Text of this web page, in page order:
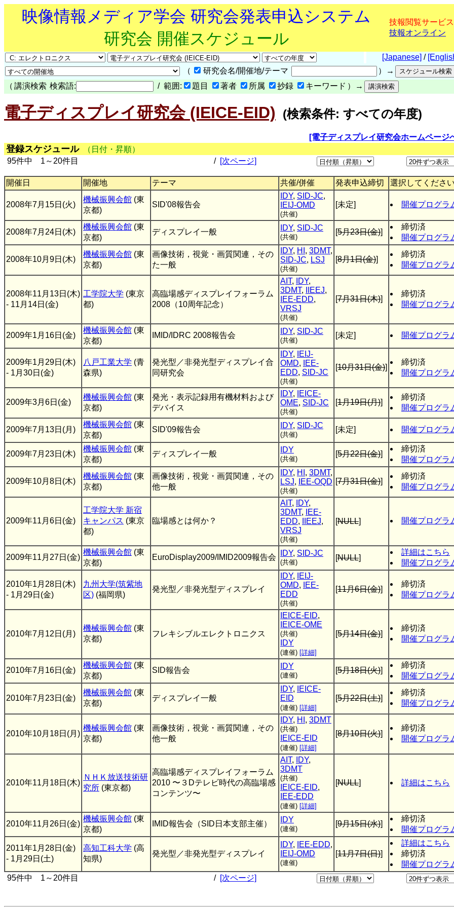
映像情報メディア学会 研究会発表申込システム
研究会 開催スケジュール
技報閲覧サービス
技報オンライン
[Japanese] /
（
研究会名/開催地/テーマ
）→
（ 講演検索 検索語: / 範囲: 題目 著者 所属 抄録 キーワード ）→
電子ディスプレイ研究会 (IEICE-EID) (検索条件: すべての年度)
[電子ディスプレイ研究会ホームページ
登録スケジュール
（日付・昇順）
95件中 1～20件目
/ [次ページ]
開催日 開催地 テーマ 共催/併催 発表申込締切 選択してください
2008年7月15日(火)
機械振興会館 (東
京都)
SID'08報告会
IDY, SID-JC,
IEIJ-OMD
(共催)
[未定] 開催プログラ
2008年7月24日(木)
機械振興会館 (東
京都)
ディスプレイ一般 IDY, SID-JC
(共催)
[5月23日(金)]
締切済
開催プログラ
2008年10月9日(木)
機械振興会館 (東
京都)
画像技術，視覚・画質関連，その
た一般
IDY, HI , 3DMT,
SID-JC, LSJ
(共催)
[8月1日(金)]
締切済
開催プログラ
2008年11月13日(木)
- 11月14日(金)
工学院大学 (東京
都)
高臨場感ディスプレイフォーラム
2008（10周年記念）
AIT, IDY,
3DMT, IIEEJ,
IEE-EDD,
VRSJ
(共催)
[7月31日(木)]
締切済
開催プログラ
2009年1月16日(金)
機械振興会館 (東
京都)
IMID/IDRC 2008報告会 IDY, SID-JC
(共催)
[未定] 開催プログラ
2009年1月29日(木)
- 1月30日(金)
八戸工業大学 (青
森県)
発光型／非発光型ディスプレイ合
同研究会
IDY,
IEIJ-
OMD,
IEE-
EDD, SID-JC
(共催)
[10月31日(金)]
締切済
開催プログラ
2009年3月6日(金)
機械振興会館 (東
京都)
発光・表示記録用有機材料および
デバイス
IDY,
IEICE-
OME, SID-JC
(共催)
[1月19日(月)]
締切済
開催プログラ
2009年7月13日(月)
機械振興会館 (東
京都)
SID'09報告会 IDY, SID-JC
(共催)
[未定] 開催プログラ
2009年7月23日(木)
機械振興会館 (東
京都)
ディスプレイ一般 IDY
(共催)
[5月22日(金)]
締切済
開催プログラ
2009年10月8日(木)
機械振興会館 (東
京都)
画像技術，視覚・画質関連，その
他一般
IDY, HI , 3DMT,
LSJ, IEE-OQD
(共催)
[7月31日(金)]
締切済
開催プログラ
2009年11月6日(金)
工学院大学 新宿
キャンパス (東京
都)
臨場感とは何か？
AIT, IDY,
3DMT,
IEE-
EDD, IIEEJ,
VRSJ
(共催)
[NULL] 開催プログラ
2009年11月27日(金)
機械振興会館 (東
京都)
EuroDisplay2009/IMID2009報告会 IDY, SID-JC
(共催)
[NULL]
詳細はこちら
開催プログラ
2010年1月28日(木)
- 1月29日(金)
九州大学(筑紫地
区) (福岡県)
発光型／非発光型ディスプレイ
IDY,
IEIJ-
OMD,
IEE-
EDD
(共催)
[11月6日(金)]
締切済
開催プログラ
2010年7月12日(月)
機械振興会館 (東
京都)
フレキシブルエレクトロニクス
IEICE-EID,
IEICE-OME
(共催)
IDY
(連催) [詳細]
[5月14日(金)]
締切済
開催プログラ
2010年7月16日(金)
機械振興会館 (東
京都)
SID報告会 IDY
(連催)
[5月18日(火)]
締切済
開催プログラ
2010年7月23日(金)
機械振興会館 (東
京都)
ディスプレイ一般
IDY,
IEICE-
EID
(連催) [詳細]
[5月22日(土)]
締切済
開催プログラ
2010年10月18日(月)
機械振興会館 (東
京都)
画像技術，視覚・画質関連，その
他一般
IDY, HI , 3DMT
(共催)
IEICE-EID
(連催) [詳細]
[8月10日(火)]
締切済
開催プログラ
2010年11月18日(木)
ＮＨＫ放送技術研
究所 (東京都)
高臨場感ディスプレイフォーラム
2010 〜３Dテレビ時代の高臨場感
コンテンツ〜
AIT, IDY,
3DMT
(共催)
IEICE-EID,
IEE-EDD
(連催) [詳細]
[NULL] 詳細はこちら
2010年11月26日(金)
機械振興会館 (東
京都)
IMID報告会（SID日本支部主催） IDY
(連催)
[9月15日(水)]
締切済
開催プログラ
2011年1月28日(金)
- 1月29日(土)
高知工科大学 (高
知県)
発光型／非発光型ディスプレイ
IDY, IEE-EDD,
IEIJ-OMD
(連催)
[11月7日(日)]
詳細はこちら
締切済
開催プログラ
95件中 1～20件目
/ [次ページ]